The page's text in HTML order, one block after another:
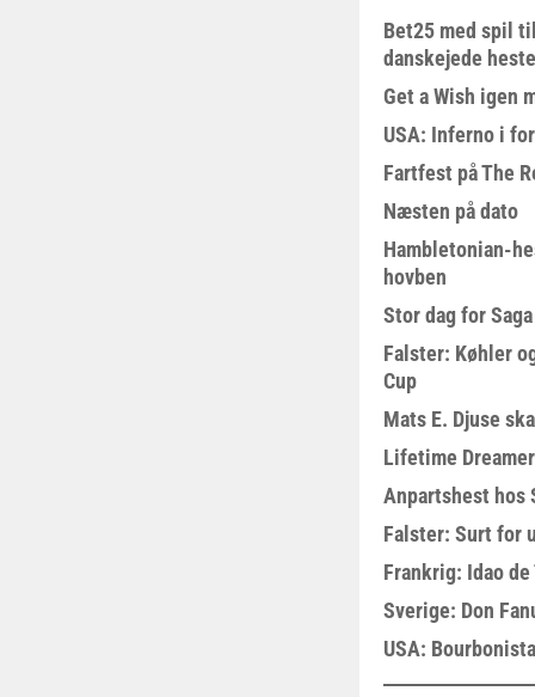
Bet25 med spil
danskejede
Get a Wish igen
USA: Inferno i
Fartfest på The
Næsten på dato
Hambletonian-
hovben
Stor dag for
Falster: Køhler
Cup
Mats E. Djuse
Lifetime
Anpartshest hos
Falster: Surt for
Frankrig: Idao
Sverige: Don
USA: